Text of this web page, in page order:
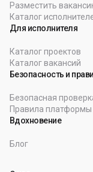
Разместить
Каталог
Для исполнителя
Каталог проектов
Каталог вакансий
Безопасность и
Безопасная
Правила платформы
Вдохновение
Блог